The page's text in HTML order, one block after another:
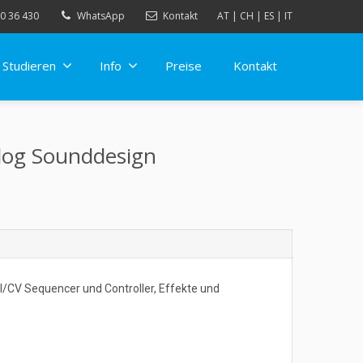
36 430 WhatsApp Kontakt AT | CH | ES | IT
Studieren Info Preise Kontakt
Sounddesign
Sequencer und Controller, Effekte und